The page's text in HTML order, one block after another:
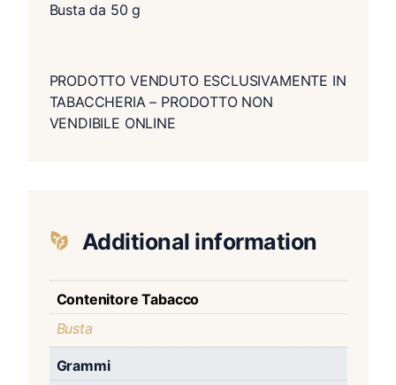
Busta da 50 g
PRODOTTO VENDUTO ESCLUSIVAMENTE IN
TABACCHERIA – PRODOTTO NON
VENDIBILE ONLINE
Additional information
Contenitore Tabacco
Busta
Grammi